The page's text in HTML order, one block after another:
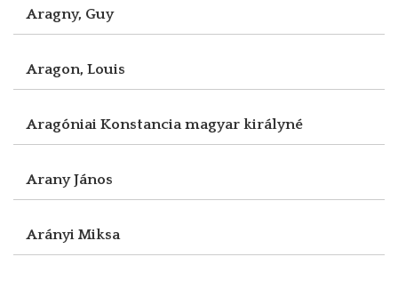
Aragny, Guy
Aragon, Louis
Aragóniai Konstancia magyar királyné
Arany János
Arányi Miksa